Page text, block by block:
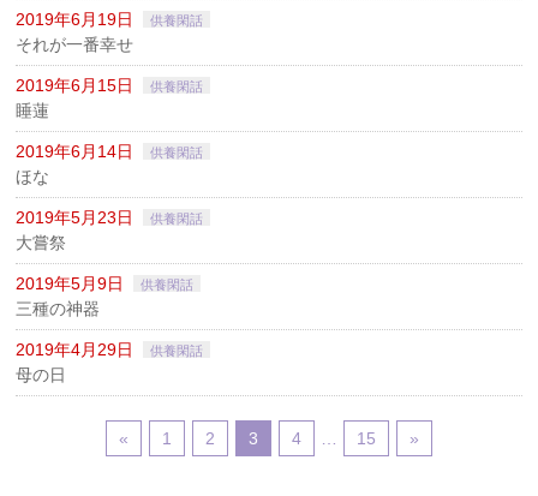
2019年6月19日 供養閑話
それが一番幸せ
2019年6月15日 供養閑話
睡蓮
2019年6月14日 供養閑話
ほな
2019年5月23日 供養閑話
大嘗祭
2019年5月9日 供養閑話
三種の神器
2019年4月29日 供養閑話
母の日
« 1 2 3 4 15 »